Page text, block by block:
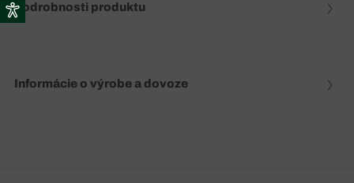
Podrobnosti produktu
Informácie o výrobe a dovoze